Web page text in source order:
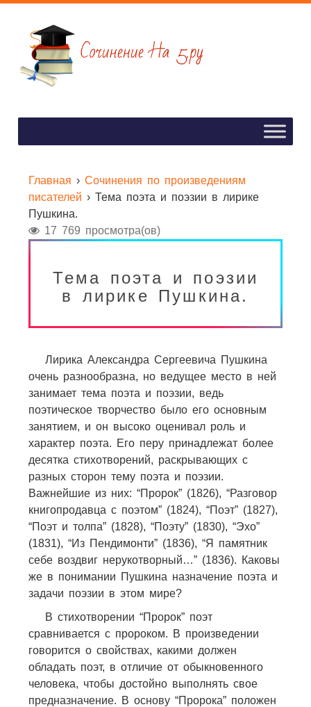
Главная › Сочинения по произведениям
писателей › Тема поэта и поэзии в лирике
Пушкина.
17 769 просмотра(ов)
Тема поэта и поэзии
в лирике Пушкина.
Лирика Александра Сергеевича Пушкина
очень разнообразна, но ведущее место в ней
занимает тема поэта и поэзии, ведь
поэтическое творчество было его основным
занятием, и он высоко оценивал роль и
характер поэта. Его перу принадлежат более
десятка стихотворений, раскрывающих с
разных сторон тему поэта и поэзии.
Важнейшие из них: “Пророк” (1826), “Разговор
книгопродавца с поэтом” (1824), “Поэт” (1827),
“Поэт и толпа” (1828), “Поэту” (1830), “Эхо”
(1831), “Из Пендимонти” (1836), “Я памятник
себе воздвиг нерукотворный…” (1836). Каковы
же в понимании Пушкина назначение поэта и
задачи поэзии в этом мире?
В стихотворении “Пророк” поэт
сравнивается с пророком. В произведении
говорится о свойствах, какими должен
обладать поэт, в отличие от обыкновенного
человека, чтобы достойно выполнять свое
предназначение. В основу “Пророка” положен